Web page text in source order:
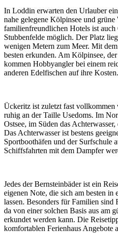
In Loddin erwarten den Urlauber
nahe gelegene Kölpinsee und
familienfreundlichen Hotels ist
Stubbenfelde möglich. Der Platz
wenigen Metern zum Meer. Mit
besten erkunden. Am Kölpinsee,
kommen Hobbyangler bei einem
anderen Edelfischen auf ihre Kosten.
Ückeritz ist zuletzt fast vollkommen
ruhig an der Taille Usedoms. Im
Ostsee, im Süden das
Das Achterwasser ist bestens
Sportboothäfen und der Surfschule
Schiffsfahrten mit dem Dampfer
Jedes der Bernsteinbäder ist ein
eigenen Note, die sich am besten in
lassen. Besonders für Familien sind
da von einer solchen Basis aus am
erkundet werden kann. Die
komfortablen Ferienhaus Angebote